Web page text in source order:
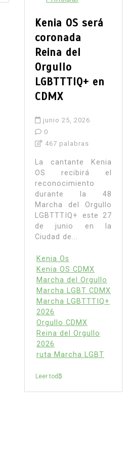
Kenia OS será
coronada
Reina del
Orgullo
LGBTTTIQ+ en
CDMX
junio 25, 2026
0
467 palabras
La cantante Kenia
OS recibirá el
reconocimiento
durante la 48
Marcha del Orgullo
LGBTTTIQ+ este 27
de junio en la
Ciudad de...
Kenia Os
Kenia OS CDMX
Marcha del Orgullo
Marcha LGBT CDMX
Marcha LGBTTTIQ+
2026
Orgullo CDMX
Reina del Orgullo
2026
ruta Marcha LGBT
Leer todo